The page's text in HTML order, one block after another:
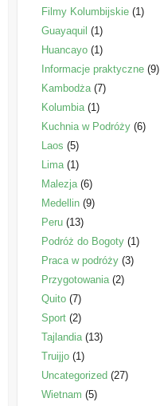
Filmy Kolumbijskie(1)
Guayaquil (1)
Huancayo(1)
Informacje praktyczne(9)
Kambodża(7)
Kolumbia(1)
Kuchnia w Podróży(6)
Laos (5)
Lima(1)
Malezja(6)
Medellin(9)
Peru(13)
Podróż do Bogoty(1)
Praca w podróży(3)
Przygotowania(2)
Quito(7)
Sport(2)
Tajlandia(13)
Truijjo(1)
Uncategorized (27)
Wietnam (5)